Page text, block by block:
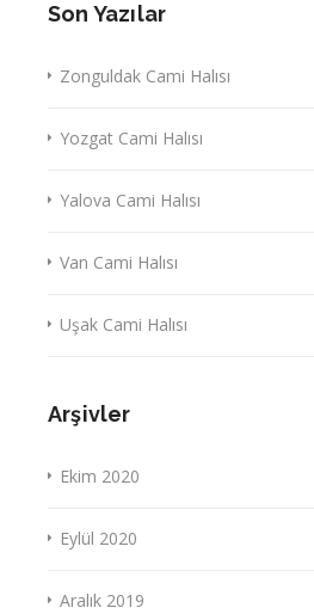
Son Yazılar
Zonguldak Cami Halısı
Yozgat Cami Halısı
Yalova Cami Halısı
Van Cami Halısı
Uşak Cami Halısı
Arşivler
Ekim 2020
Eylül 2020
Aralık 2019